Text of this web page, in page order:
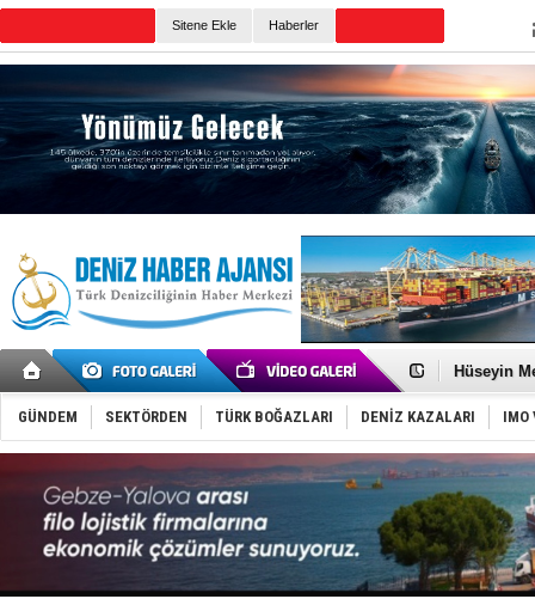
Sitene Ekle Haberler
Hüseyin
Hat-San
Med
Tekne, su
Dışişleri
Depo ve
Kruvaziyer
SES
GÜNDEM SEKTÖRDEN TÜRK BOĞAZLARI DENİZ KAZALARI IMO